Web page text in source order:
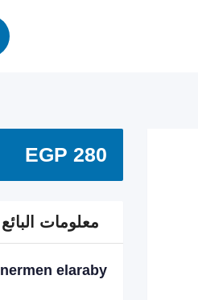
EGP 280
معلومات البائع
nermen elaraby